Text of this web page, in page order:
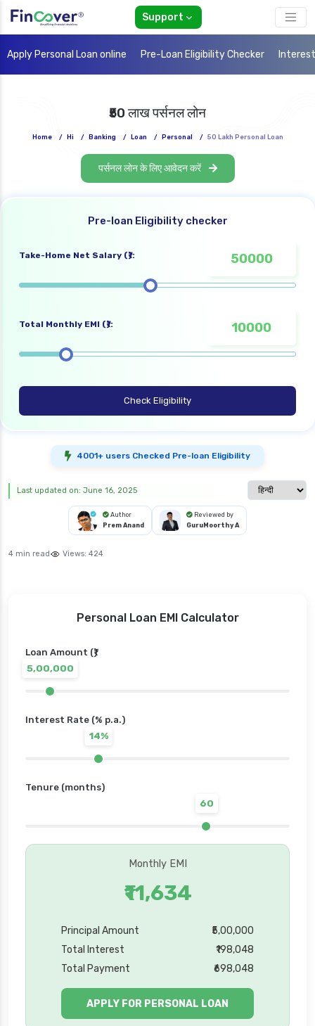
Support
Apply Personal Loan online Pre-Loan Eligibility Checker
₹50 लाख पर्सनल लोन
Home / Hi / Banking / Loan / Personal / 50 Lakh Personal Loan
पर्सनल लोन के लिए आवेदन करें
Pre-loan Eligibility checker
Take-Home Net Salary (₹):
Total Monthly EMI (₹):
Check Eligibility
4001+ users Checked Pre-loan Eligibility
Select
Last updated on: June 16, 2025
Author
Prem Anand
Reviewed by
GuruMoorthy A
4 min read Views: 424
Personal Loan EMI Calculator
Loan Amount (₹)
5,00,000
Interest Rate (% p.a.)
14%
Tenure (months)
60
Monthly EMI
₹11,634
Principal Amount
₹5,00,000
Total Interest
₹198,048
Total Payment
₹698,048
APPLY FOR PERSONAL LOAN